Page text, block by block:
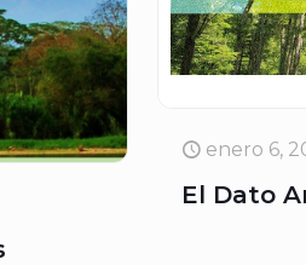
enero 6,
El Dato